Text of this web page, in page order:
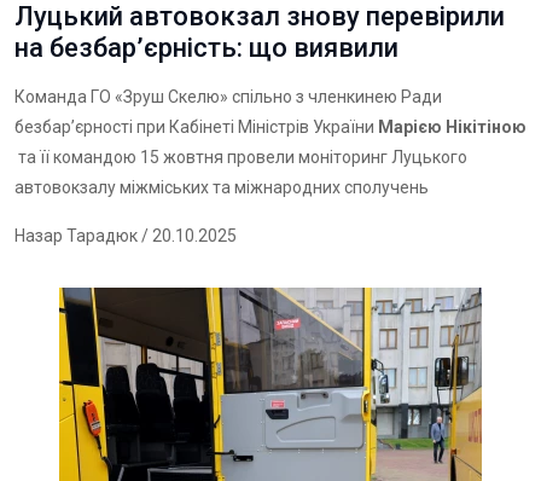
Луцький автовокзал знову перевірили
на безбар’єрність: що виявили
Команда ГО «Зруш Скелю» спільно з членкинею Ради
безбар’єрності при Кабінеті Міністрів України Марією Нікітіною
та її командою 15 жовтня провели моніторинг Луцького
автовокзалу міжміських та міжнародних сполучень
Назар Тарадюк/ 20.10.2025